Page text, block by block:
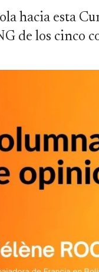
hacia esta
de los cinco